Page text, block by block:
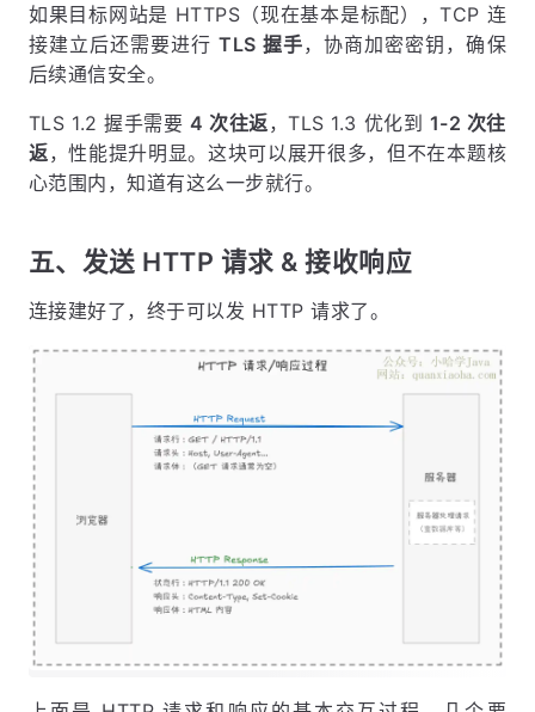
如果目标网站是 HTTPS（现在基本是标配），TCP 连
接建立后还需要进行TLS 握手，协商加密密钥，确保
后续通信安全。
TLS 1.2 握手需要4 次往返，TLS 1.3 优化到 1-2 次往
返，性能提升明显。这块可以展开很多，但不在本题核
心范围内，知道有这么一步就行。
五、发送 HTTP 请求 & 接收响应
连接建好了，终于可以发 HTTP 请求了。